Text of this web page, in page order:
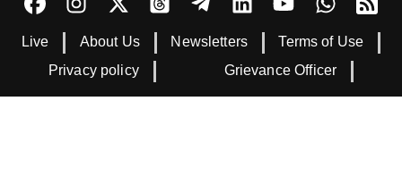
Live About Us Newsletters
Terms of Use
Privacy policy
Grievance Officer